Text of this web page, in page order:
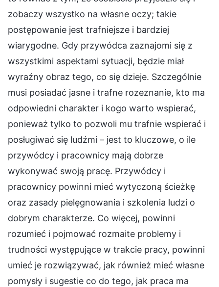
zobaczy wszystko na własne oczy; takie
postępowanie jest trafniejsze i bardziej
wiarygodne. Gdy przywódca zaznajomi się z
wszystkimi aspektami sytuacji, będzie miał
wyraźny obraz tego, co się dzieje. Szczególnie
musi posiadać jasne i trafne rozeznanie, kto ma
odpowiedni charakter i kogo warto wspierać,
ponieważ tylko to pozwoli mu trafnie wspierać i
posługiwać się ludźmi – jest to kluczowe, o ile
przywódcy i pracownicy mają dobrze
wykonywać swoją pracę. Przywódcy i
pracownicy powinni mieć wytyczoną ścieżkę
oraz zasady pielęgnowania i szkolenia ludzi o
dobrym charakterze. Co więcej, powinni
rozumieć i pojmować rozmaite problemy i
trudności występujące w trakcie pracy, powinni
umieć je rozwiązywać, jak również mieć własne
pomysły i sugestie co do tego, jak praca ma